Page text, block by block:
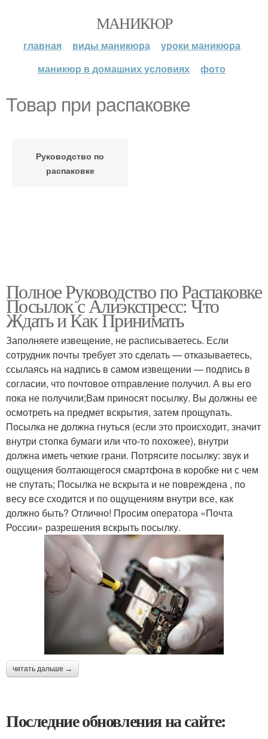
МАНИКЮР
главная виды маникюра
уроки маникюра
маникюр в домашних условиях
фото
Товар при распаковке
Руководство по
распаковке
Полное Руководство по Распаковке
Посылок с Алиэкспресс: Что
Ждать и Как Принимать
Заполняете извещение, не расписываетесь. Если
сотрудник почты требует это сделать — отказываетесь,
ссылаясь на надпись в самом извещении — подпись в
согласии, что почтовое отправление получил. А вы его
пока не получили;Вам приносят посылку. Вы должны ее
осмотреть на предмет вскрытия, затем прощупать.
Посылка не должна гнуться (если это происходит, значит
внутри стопка бумаги или что-то похожее), внутри
должна иметь четкие грани. Потрясите посылку: звук и
ощущения болтающегося смартфона в коробке ни с чем
не спутать; Посылка не вскрыта и не повреждена , по
весу все сходится и по ощущениям внутри все, как
должно быть? Отлично! Просим оператора «Почта
России» разрешения вскрыть посылку.
читать дальше →
Последние обновления на сайте: